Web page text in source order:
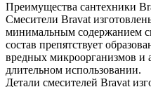
Преимущества сантехники
Смесители Bravat
минимальным содержанием
состав препятствует
вредных микроорганизмов и
длительном использовании.
Детали смесителей Bravat